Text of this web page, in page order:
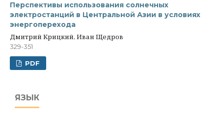
Перспективы использования солнечных
электростанций в Центральной Азии в условиях
энергоперехода
Дмитрий Крицкий, Иван Щедров
329-351
PDF
ЯЗЫК